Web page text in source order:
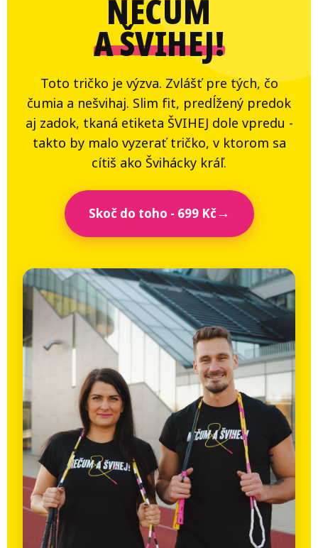
NEČUM
A ŠVIHEJ!
Toto tričko je výzva. Zvlášť pre tých, čo
čumia a nešvihaj. Slim fit, predĺžený predok
aj zadok, tkaná etiketa ŠVIHEJ dole vpredu -
takto by malo vyzerať tričko, v ktorom sa
cítiš ako Švihácky kráľ.
Skoč do toho - 699 Kč